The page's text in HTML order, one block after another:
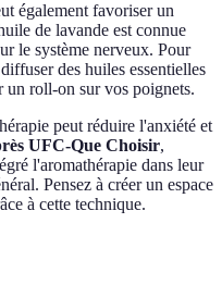
également favoriser un
de lavande est connue
le système nerveux. Pour
des huiles essentielles
un roll-on sur vos poignets.
peut réduire l'anxiété et
UFC-Que Choisir,
l'aromathérapie dans leur
Pensez à créer un espace
à cette technique.